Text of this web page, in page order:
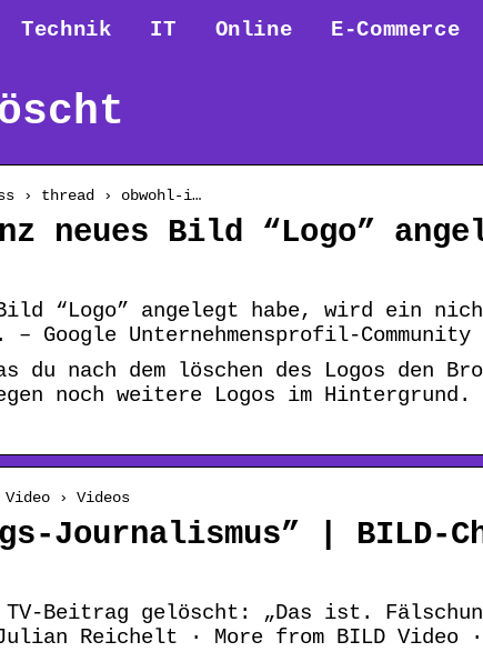
Technik IT Online E-Commerce
› thread › obwohl-i…
neues Bild “Logo”
“Logo” angelegt habe, wird ein
Google Unternehmensprofil-Community
nach dem löschen des Logos den
noch weitere Logos im Hintergrund.
› Videos
Journalismus” | BILD-
TV-Beitrag gelöscht: „Das ist.
Reichelt · More from BILD Video